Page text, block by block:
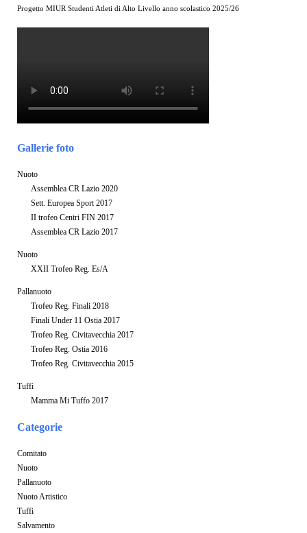
Progetto MIUR Studenti Atleti di Alto Livello anno scolastico 2025/26
Gallerie foto
Nuoto
Assemblea CR Lazio 2020
Sett. Europea Sport 2017
II trofeo Centri FIN 2017
Assemblea CR Lazio 2017
Nuoto
XXII Trofeo Reg. Es/A
Pallanuoto
Trofeo Reg. Finali 2018
Finali Under 11 Ostia 2017
Trofeo Reg. Civitavecchia 2017
Trofeo Reg. Ostia 2016
Trofeo Reg. Civitavecchia 2015
Tuffi
Mamma Mi Tuffo 2017
Categorie
Comitato
Nuoto
Pallanuoto
Nuoto Artistico
Tuffi
Salvamento